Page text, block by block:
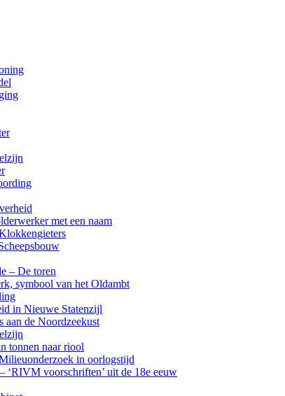
met een naam
– De toren
symbool van het Oldambt
in Nieuwe Statenzijl
aan de Noordzeekust
tonnen naar riool
in oorlogstijd
‘RIVM voorschriften’ uit de 18e eeuw